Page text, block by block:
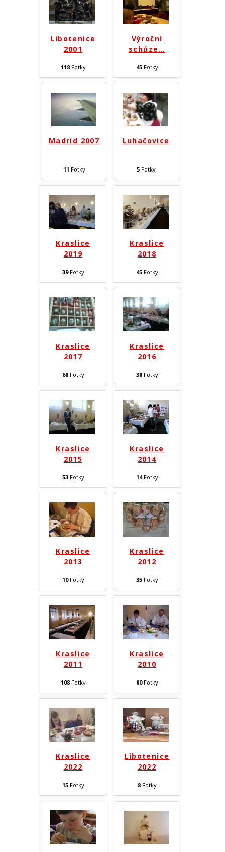
Libotenice
2001
118Fotky
Výroční
schůze …
45Fotky
Madrid 2007
11 Fotky
Luhačovice
5Fotky
Kraslice
2019
39Fotky
Kraslice
2018
45Fotky
Kraslice
2017
68Fotky
Kraslice
2016
38Fotky
Kraslice
2015
53Fotky
Kraslice
2014
14Fotky
Kraslice
2013
10Fotky
Kraslice
2012
35Fotky
Kraslice
2011
108Fotky
Kraslice
2010
80Fotky
Kraslice
2022
15Fotky
Libotenice
2022
8Fotky